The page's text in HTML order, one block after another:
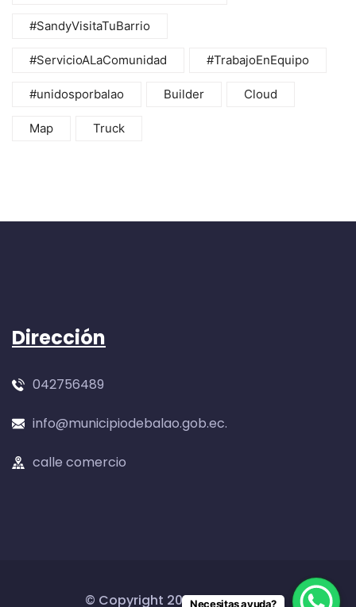
#SandyVisitaTuBarrio
#ServicioALaComunidad #TrabajoEnEquipo
#unidosporbalao Builder Cloud
Map Truck
Dirección
042756489
info@municipiodebalao.gob.ec.
calle comercio
© Copyright 2026by AM-dev
Necesitas ayuda?